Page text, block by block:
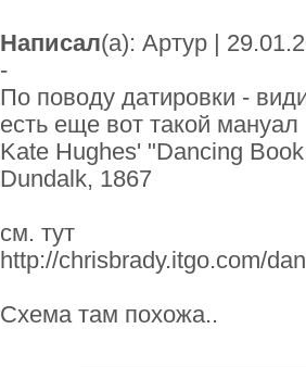
Написал(а): Артур |
-
По поводу датировки -
есть еще вот такой мануал
Kate Hughes' "Dancing
Dundalk, 1867
см. тут
http://chrisbrady.itgo.com/
Схема там похожа..